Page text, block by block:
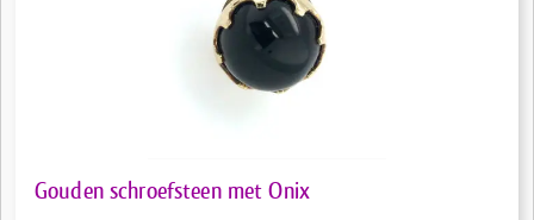
Gouden schroefsteen met Onix